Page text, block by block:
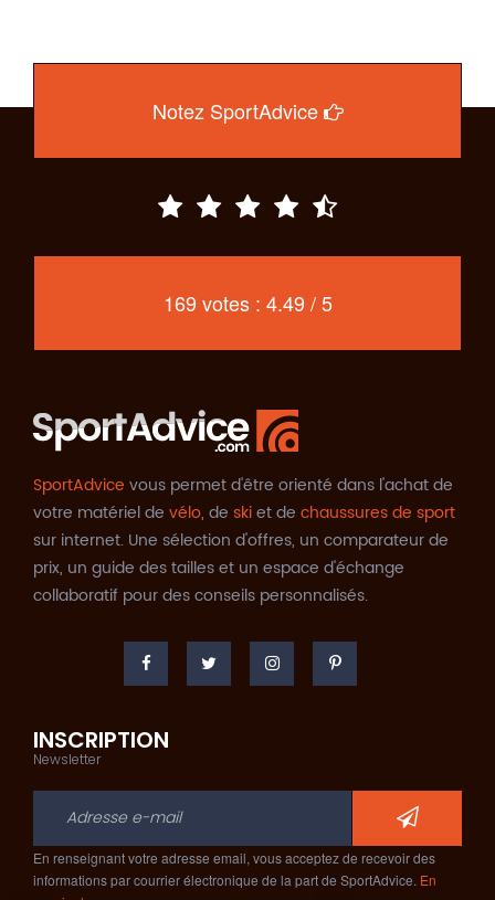
Notez SportAdvice
169 votes : 4.49 / 5
SportAdvice vous permet d'être orienté dans l'achat de
votre matériel de vélo, de skiet de chaussures de sport
sur internet. Une sélection d'offres, un comparateur de
prix, un guide des tailles et un espace d'échange
collaboratif pour des conseils personnalisés.
INSCRIPTION
Newsletter
En renseignant votre adresse email, vous acceptez de recevoir des
informations par courrier électronique de la part de SportAdvice. En